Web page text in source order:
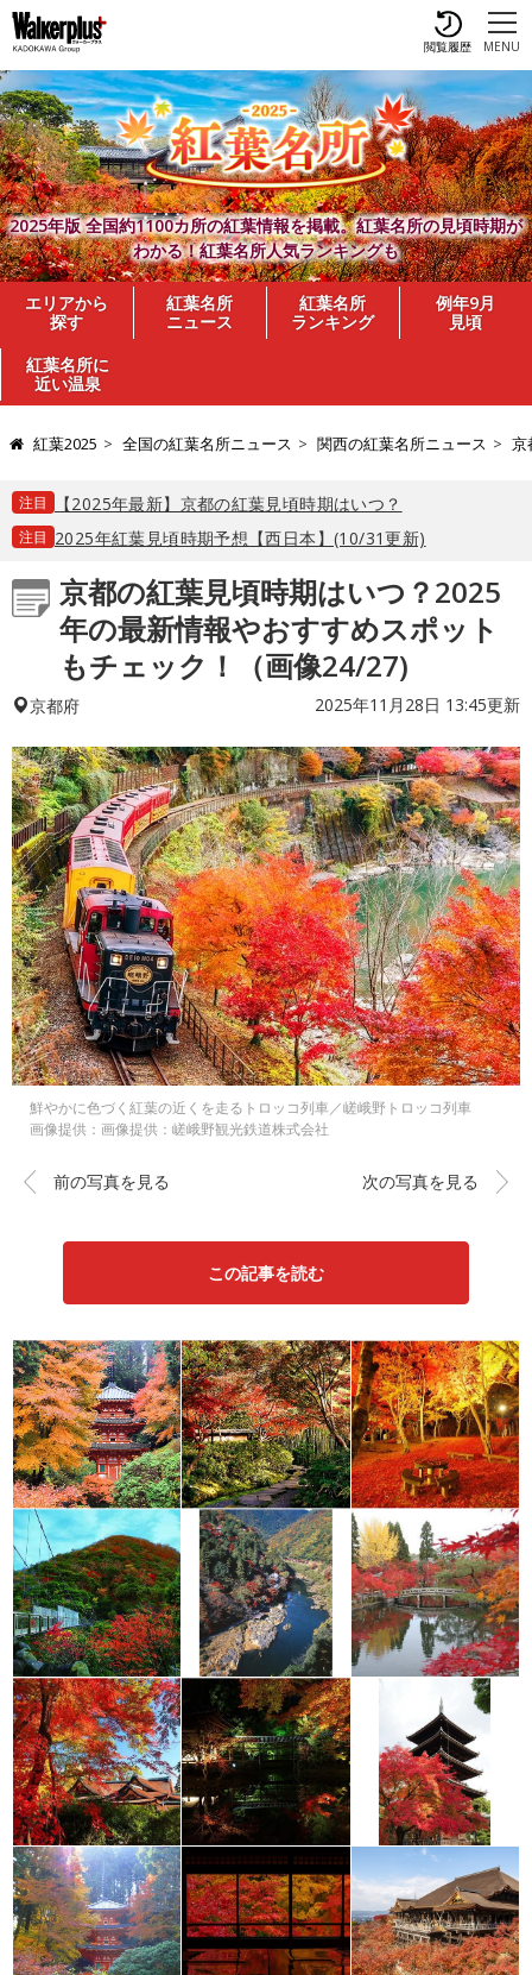
MENU
閲覧履歴
2025年版 全国約1100カ所の紅葉情報を掲載。紅葉名所の見頃時期が
わかる！紅葉名所人気ランキングも
エリアから
探す
紅葉名所
ニュース
紅葉名所
ランキング
例年9月
見頃
紅葉名所に
近い温泉
紅葉2025 全国の紅葉名所ニュース 関西の紅葉名所ニュース 京
注目 【2025年最新】京都の紅葉見頃時期はいつ？
注目 2025年紅葉見頃時期予想【西日本】(10/31更新)
京都の紅葉見頃時期はいつ？2025
年の最新情報やおすすめスポット
もチェック！（画像24/27)
京都府 2025年11月28日 13:45更新
鮮やかに色づく紅葉の近くを走るトロッコ列車／嵯峨野トロッコ列車
画像提供：画像提供：嵯峨野観光鉄道株式会社
前の写真を見る 次の写真を見る
この記事を読む